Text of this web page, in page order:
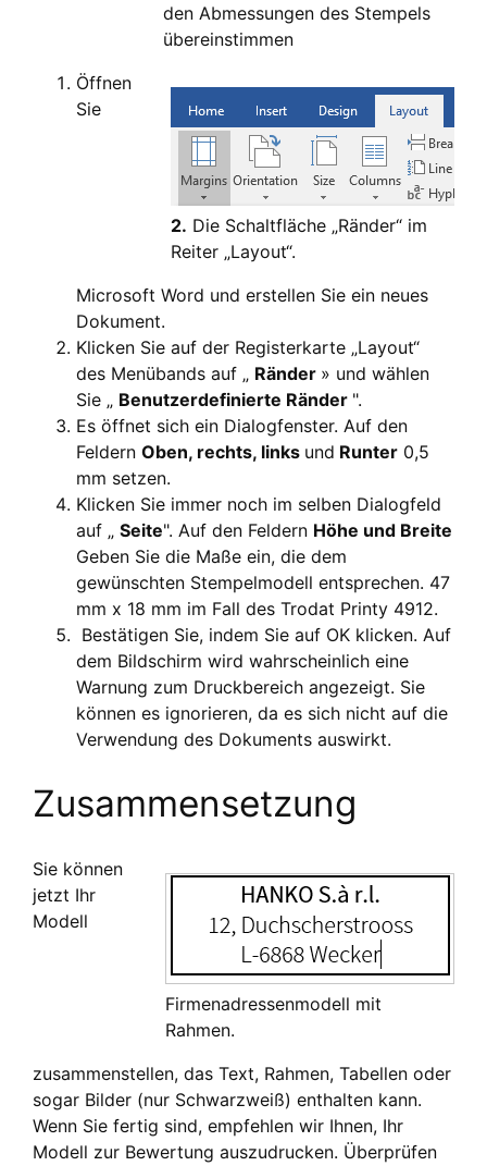
den Abmessungen des Stempels
übereinstimmen
2. Die Schaltfläche „Ränder“ im
Reiter „Layout“.
Öffnen
Sie
Microsoft Word und erstellen Sie ein neues
Dokument.
Klicken Sie auf der Registerkarte „Layout“
des Menübands auf „ Ränder » und wählen
Sie „ Benutzerdefinierte Ränder ".
Es öffnet sich ein Dialogfenster. Auf den
FeldernOben, rechts, links und Runter 0,5
mm setzen.
Klicken Sie immer noch im selben Dialogfeld
auf „Seite". Auf den Feldern Höhe und Breite
Geben Sie die Maße ein, die dem
gewünschten Stempelmodell entsprechen. 47
mm x 18 mm im Fall des Trodat Printy 4912.
Bestätigen Sie, indem Sie auf OK klicken. Auf
dem Bildschirm wird wahrscheinlich eine
Warnung zum Druckbereich angezeigt. Sie
können es ignorieren, da es sich nicht auf die
Verwendung des Dokuments auswirkt.
Zusammensetzung
Firmenadressenmodell mit
Rahmen.
Sie können
jetzt Ihr
Modell
zusammenstellen, das Text, Rahmen, Tabellen oder
sogar Bilder (nur Schwarzweiß) enthalten kann.
Wenn Sie fertig sind, empfehlen wir Ihnen, Ihr
Modell zur Bewertung auszudrucken. Überprüfen